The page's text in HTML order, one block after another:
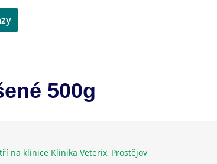
500g
na klinice Klinika Veterix, Prostějov